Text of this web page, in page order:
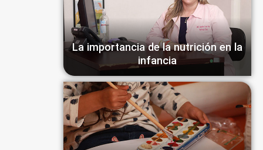
La importancia de la nutrición en la
infancia